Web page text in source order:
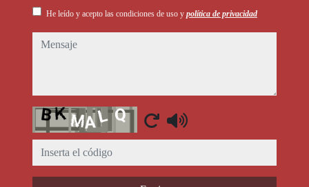
He leído y acepto las condiciones de uso y política de privacidad
mensaje
Captcha